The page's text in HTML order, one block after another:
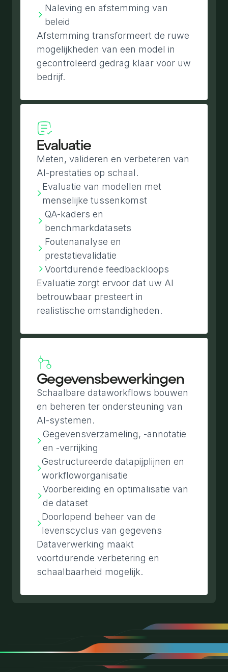
Naleving en afstemming van
beleid
Afstemming transformeert de ruwe
mogelijkheden van een model in
gecontroleerd gedrag klaar voor uw
bedrijf.
Evaluatie
Meten, valideren en verbeteren van
AI-prestaties op schaal.
Evaluatie van modellen met
menselijke tussenkomst
QA-kaders en
benchmarkdatasets
Foutenanalyse en
prestatievalidatie
Voortdurende feedbackloops
Evaluatie zorgt ervoor dat uw AI
betrouwbaar presteert in
realistische omstandigheden.
Gegevensbewerkingen
Schaalbare dataworkflows bouwen
en beheren ter ondersteuning van
AI-systemen.
Gegevensverzameling, -annotatie
en -verrijking
Gestructureerde datapijplijnen en
workfloworganisatie
Voorbereiding en optimalisatie van
de dataset
Doorlopend beheer van de
levenscyclus van gegevens
Dataverwerking maakt
voortdurende verbetering en
schaalbaarheid mogelijk.